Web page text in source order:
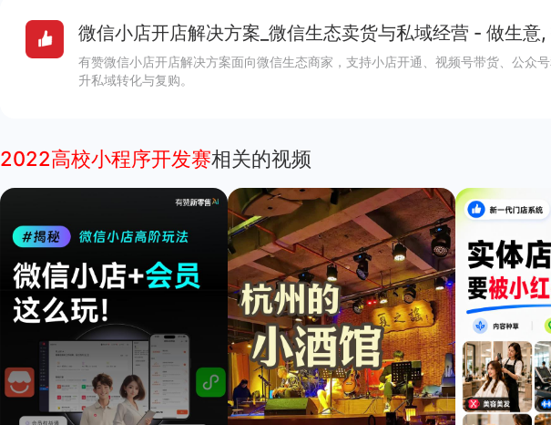
微信小店开店解决方案_微信生态卖货与私域经营 - 做生意,
有赞微信小店开店解决方案面向微信生态商家，支持小店开通、视频号带货、公众
升私域转化与复购。
2022高校小程序开发赛相关的视频